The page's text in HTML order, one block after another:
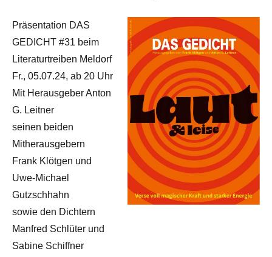
Präsentation DAS
GEDICHT #31 beim
Literaturtreiben Meldorf
Fr., 05.07.24, ab 20 Uhr
Mit Herausgeber Anton
G. Leitner
seinen beiden
Mitherausgebern
Frank Klötgen und
Uwe-Michael
Gutzschhahn
sowie den Dichtern
Manfred Schlüter und
Sabine Schiffner